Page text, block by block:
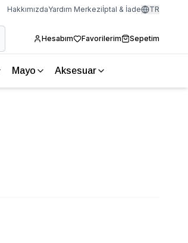
HakkımızdaYardım Merkeziİptal & İade TR
Hesabım Favorilerim Sepetim
Mayo Aksesuar